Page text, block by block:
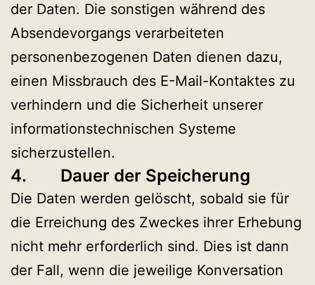
der Daten. Die sonstigen während des
Absendevorgangs verarbeiteten
personenbezogenen Daten dienen dazu,
einen Missbrauch des E-Mail-Kontaktes zu
verhindern und die Sicherheit unserer
informationstechnischen Systeme
sicherzustellen.
4. Dauer der Speicherung
Die Daten werden gelöscht, sobald sie für
die Erreichung des Zweckes ihrer Erhebung
nicht mehr erforderlich sind. Dies ist dann
der Fall, wenn die jeweilige Konversation